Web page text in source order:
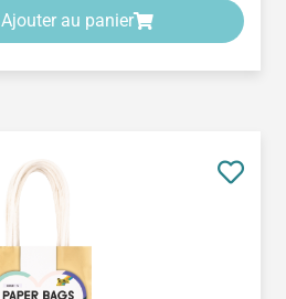
Ajouter au panier